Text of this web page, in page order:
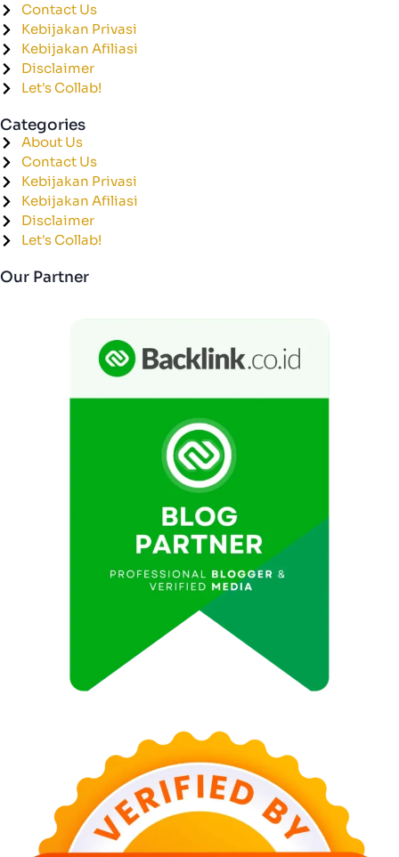
Contact Us
Kebijakan Privasi
Kebijakan Afiliasi
Disclaimer
Let's Collab!
Categories
About Us
Contact Us
Kebijakan Privasi
Kebijakan Afiliasi
Disclaimer
Let's Collab!
Our Partner